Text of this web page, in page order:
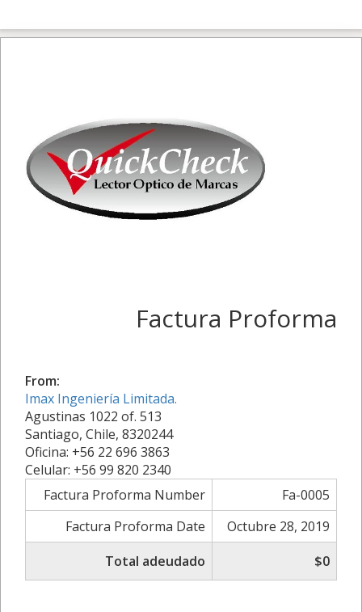
Factura Proforma
From:
Imax Ingeniería Limitada.
Agustinas 1022 of. 513
Santiago, Chile, 8320244
Oficina: +56 22 696 3863
Celular: +56 99 820 2340
Factura Proforma Number
Fa-0005
Factura Proforma Date
Octubre 28, 2019
Total adeudado
$0